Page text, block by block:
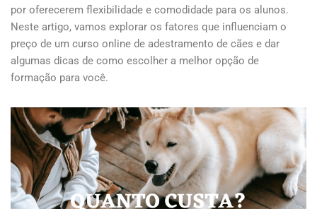
por oferecerem flexibilidade e comodidade para os alunos.
Neste artigo, vamos explorar os fatores que influenciam o
preço de um curso online de adestramento de cães e dar
algumas dicas de como escolher a melhor opção de
formação para você.